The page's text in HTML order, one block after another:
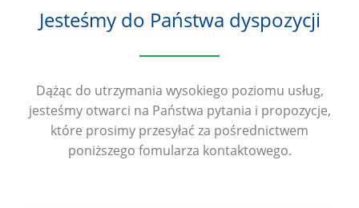
Jesteśmy do Państwa dyspozycji
Dążąc do utrzymania wysokiego poziomu usług,
jesteśmy otwarci na Państwa pytania i propozycje,
które prosimy przesyłać za pośrednictwem
poniższego fomularza kontaktowego.